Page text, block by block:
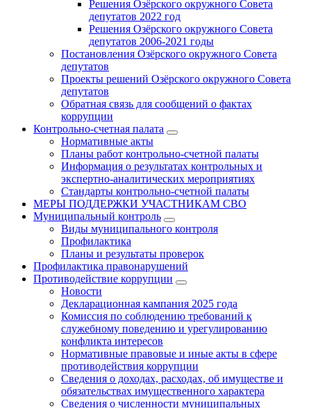
Решения Озёрского окружного Совета
депутатов 2022 год
Решения Озёрского окружного Совета
депутатов 2006-2021 годы
Постановления Озёрского окружного Совета
депутатов
Проекты решений Озёрского окружного Совета
депутатов
Обратная связь для сообщений о фактах
коррупции
Контрольно-счетная палата
Нормативные акты
Планы работ контрольно-счетной палаты
Информация о результатах контрольных и
экспертно-аналитических мероприятиях
Стандарты контрольно-счетной палаты
МЕРЫ ПОДДЕРЖКИ УЧАСТНИКАМ СВО
Муниципальный контроль
Виды муниципального контроля
Профилактика
Планы и результаты проверок
Профилактика правонарушений
Противодействие коррупции
Новости
Декларационная кампания 2025 года
Комиссия по соблюдению требований к
служебному поведению и урегулированию
конфликта интересов
Нормативные правовые и иные акты в сфере
противодействия коррупции
Сведения о доходах, расходах, об имуществе и
обязательствах имущественного характера
Сведения о численности муниципальных